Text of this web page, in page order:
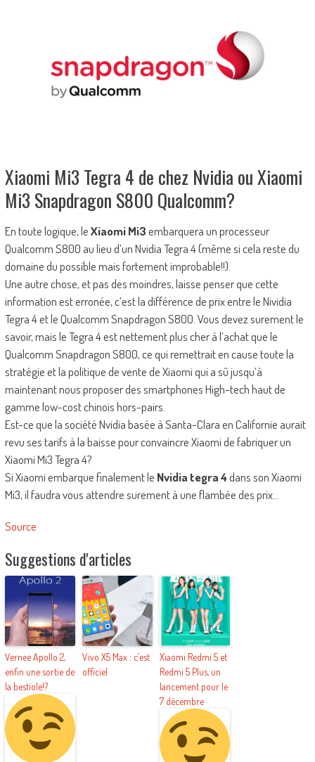
Xiaomi Mi3 Tegra 4 de chez Nvidia ou Xiaomi
Mi3 Snapdragon S800 Qualcomm?
En toute logique, leXiaomi Mi3embarquera un processeur
Qualcomm S800 au lieu d’un Nvidia Tegra 4 (même si cela reste du
domaine du possible mais fortement improbable!!).
Une autre chose, et pas des moindres, laisse penser que cette
information est erronée, c’est la différence de prix entre le Nividia
Tegra 4 et le Qualcomm Snapdragon S800. Vous devez surement le
savoir, mais le Tegra 4 est nettement plus cher à l’achat que le
Qualcomm Snapdragon S800, ce qui remettrait en cause toute la
stratégie et la politique de vente de Xiaomi qui a sû jusqu’à
maintenant nous proposer des smartphones High-tech haut de
gamme low-cost chinois hors-pairs.
Est-ce que la société Nvidia basée à Santa-Clara en Californie aurait
revu ses tarifs à la baisse pour convaincre Xiaomi de fabriquer un
Xiaomi Mi3 Tegra 4?
Si Xiaomi embarque finalement le Nvidia tegra 4dans son Xiaomi
Mi3, il faudra vous attendre surement à une flambée des prix…
Source
Suggestions d'articles
Vernee Apollo 2,
enfin une sortie de
la bestiole!?
Vivo X5 Max : c’est
officiel
Xiaomi Redmi 5 et
Redmi 5 Plus, un
lancement pour le
7 décembre